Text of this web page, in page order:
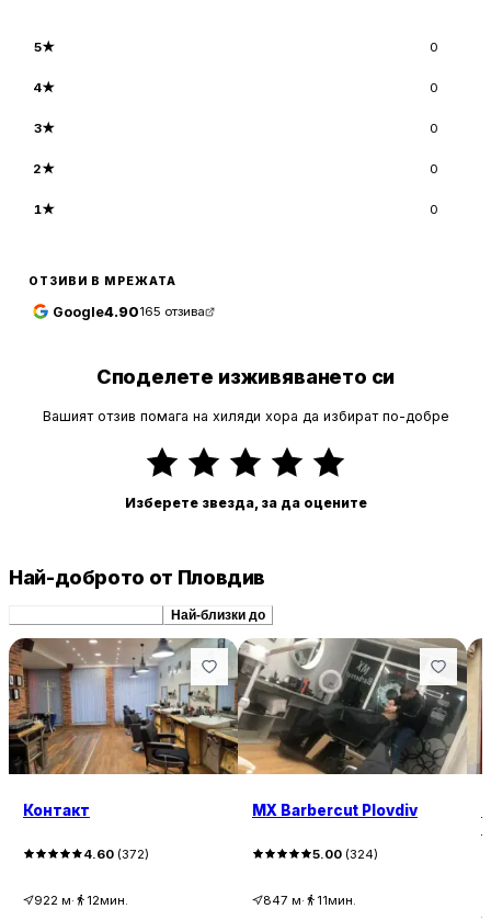
5★ 0
4★ 0
3★ 0
2★ 0
1★ 0
ОТЗИВИ В МРЕЖАТА
Google4.90165 отзива
Споделете изживяването си
Вашият отзив помага на хиляди хора да избират по-добре
Изберете звезда, за да оцените
Най-доброто от Пловдив
Най-близки до
Контакт
4.60 (372)
922 м· 12мин.
MX Barbercut Plovdiv
5.00 (324)
847 м· 11мин.